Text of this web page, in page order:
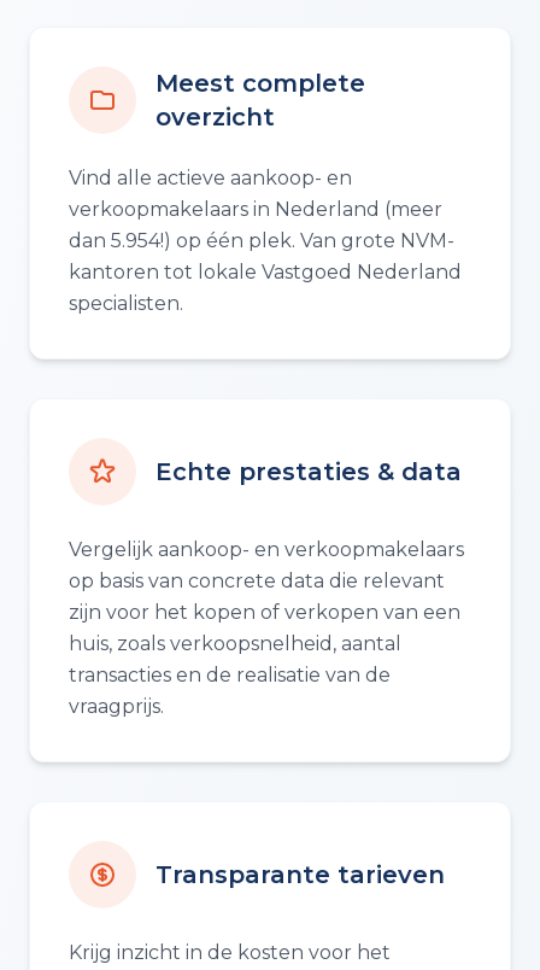
Meest complete
overzicht
Vind alle actieve aankoop- en
verkoopmakelaars in Nederland (meer
dan 5.954!) op één plek. Van grote NVM-
kantoren tot lokale Vastgoed Nederland
specialisten.
Echte prestaties & data
Vergelijk aankoop- en verkoopmakelaars
op basis van concrete data die relevant
zijn voor het kopen of verkopen van een
huis, zoals verkoopsnelheid, aantal
transacties en de realisatie van de
vraagprijs.
Transparante tarieven
Krijg inzicht in de kosten voor het